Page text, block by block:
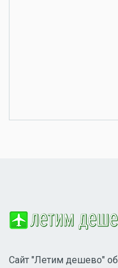
Сайт "Летим дешево"